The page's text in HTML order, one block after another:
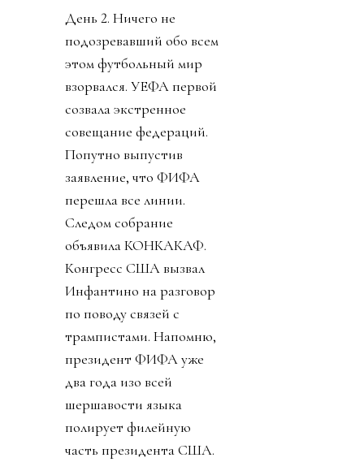
День 2. Ничего не
подозревавший обо всем
этом футбольный мир
взорвался. УЕФА первой
созвала экстренное
совещание федераций.
Попутно выпустив
заявление, что ФИФА
перешла все линии.
Следом собрание
объявила КОНКАКАФ.
Конгресс США вызвал
Инфантино на разговор
по поводу связей с
трампистами. Напомню,
президент ФИФА уже
два года изо всей
шершавости языка
полирует филейную
часть президента США.